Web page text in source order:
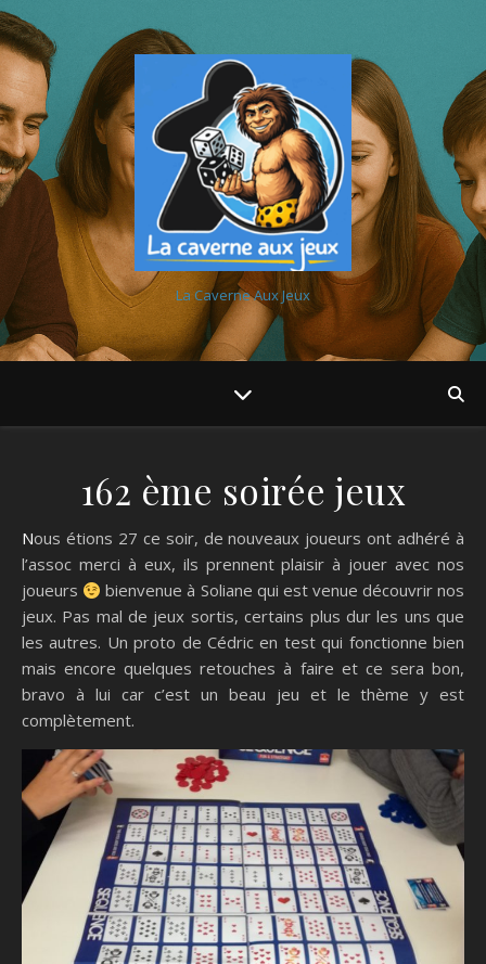
La Caverne Aux Jeux
162 ème soirée jeux
Nous étions 27 ce soir, de nouveaux joueurs ont adhéré à
l’assoc merci à eux, ils prennent plaisir à jouer avec nos
joueurs
bienvenue à Soliane qui est venue découvrir nos
jeux. Pas mal de jeux sortis, certains plus dur les uns que
les autres. Un proto de Cédric en test qui fonctionne bien
mais encore quelques retouches à faire et ce sera bon,
bravo à lui car c’est un beau jeu et le thème y est
complètement.